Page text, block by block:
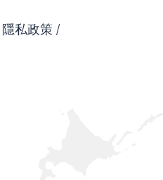
隱私政策